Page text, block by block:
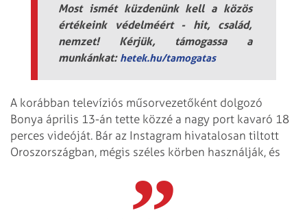
Most ismét küzdenünk kell a közös
értékeink védelméért - hit, család,
nemzet! Kérjük, támogassa a
munkánkat: hetek.hu/tamogatas
A korábban televíziós műsorvezetőként dolgozó
Bonya április 13-án tette közzé a nagy port kavaró 18
perces videóját. Bár az Instagram hivatalosan tiltott
Oroszországban, mégis széles körben használják, és